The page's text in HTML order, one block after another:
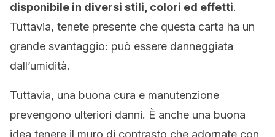
disponibile in diversi stili, colori ed effetti.
Tuttavia, tenete presente che questa carta ha un
grande svantaggio: può essere danneggiata
dall’umidità.
Tuttavia, una buona cura e manutenzione
prevengono ulteriori danni. È anche una buona
idea tenere il muro di contrasto che adornate con